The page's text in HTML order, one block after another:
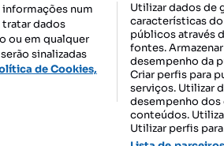
DESCARREGAR
TERMOS DE UTILIZAÇÃO
informações num
dados
ou em qualquer
sinalizadas
de Cookies,
Utilizar dados de
características
públicos através
fontes.
desempenho da
Criar perfis para
serviços. Utilizar
desempenho
conteúdos.
Utilizar perfis